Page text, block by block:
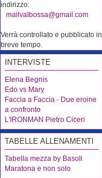
indirizzo:
mailvalbossa@gmail.com
Verrà controllato e pubblicato in
breve tempo.
INTERVISTE
Elena Begnis
Edo vs Mary
Faccia a Faccia - Due eroine
a confronto
L'IRONMAN Pietro Ciceri
TABELLE ALLENAMENTI
Tabella mezza by Basoli
Maratona e non solo